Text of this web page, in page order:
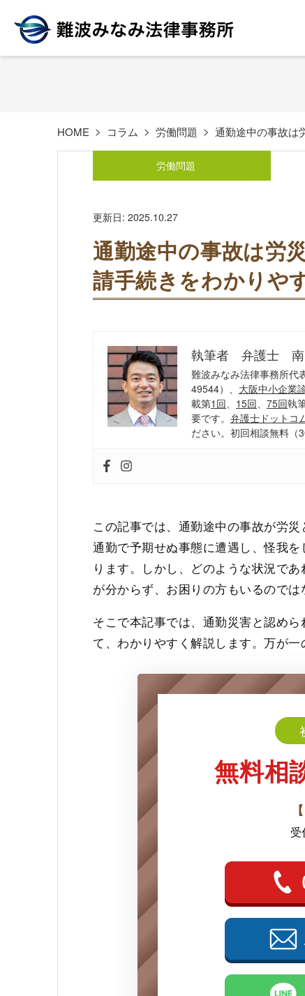
HOME コラム 労働問題 通勤途中の事故は
労働問題
更新日: 2025.10.27
通勤途中の事故は労
請手続きをわかりや
執筆者 弁護士
難波みなみ法律事務所代
49544）、 大阪中小企業
載第1回、 15回、 75回執
要です。 弁護士ドットコ
ださい。初回相談無料（
この記事では、通勤途中の事故が労
通勤で予期せぬ事態に遭遇し、怪我
ります。しかし、どのような状況で
が分からず、お困りの方もいるのでは
そこで本記事では、通勤災害と認め
て、わかりやすく解説します。万が
無料相